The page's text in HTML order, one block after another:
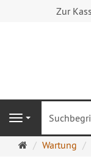
Zur
Navigation
Startseite
Wartung